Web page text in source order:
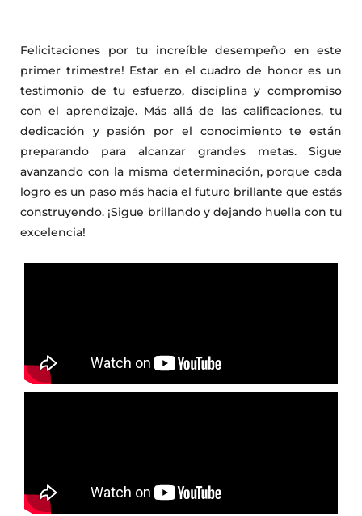
Felicitaciones por tu increíble desempeño en este
primer trimestre! Estar en el cuadro de honor es un
testimonio de tu esfuerzo, disciplina y compromiso
con el aprendizaje. Más allá de las calificaciones, tu
dedicación y pasión por el conocimiento te están
preparando para alcanzar grandes metas. Sigue
avanzando con la misma determinación, porque cada
logro es un paso más hacia el futuro brillante que estás
construyendo. ¡Sigue brillando y dejando huella con tu
excelencia!